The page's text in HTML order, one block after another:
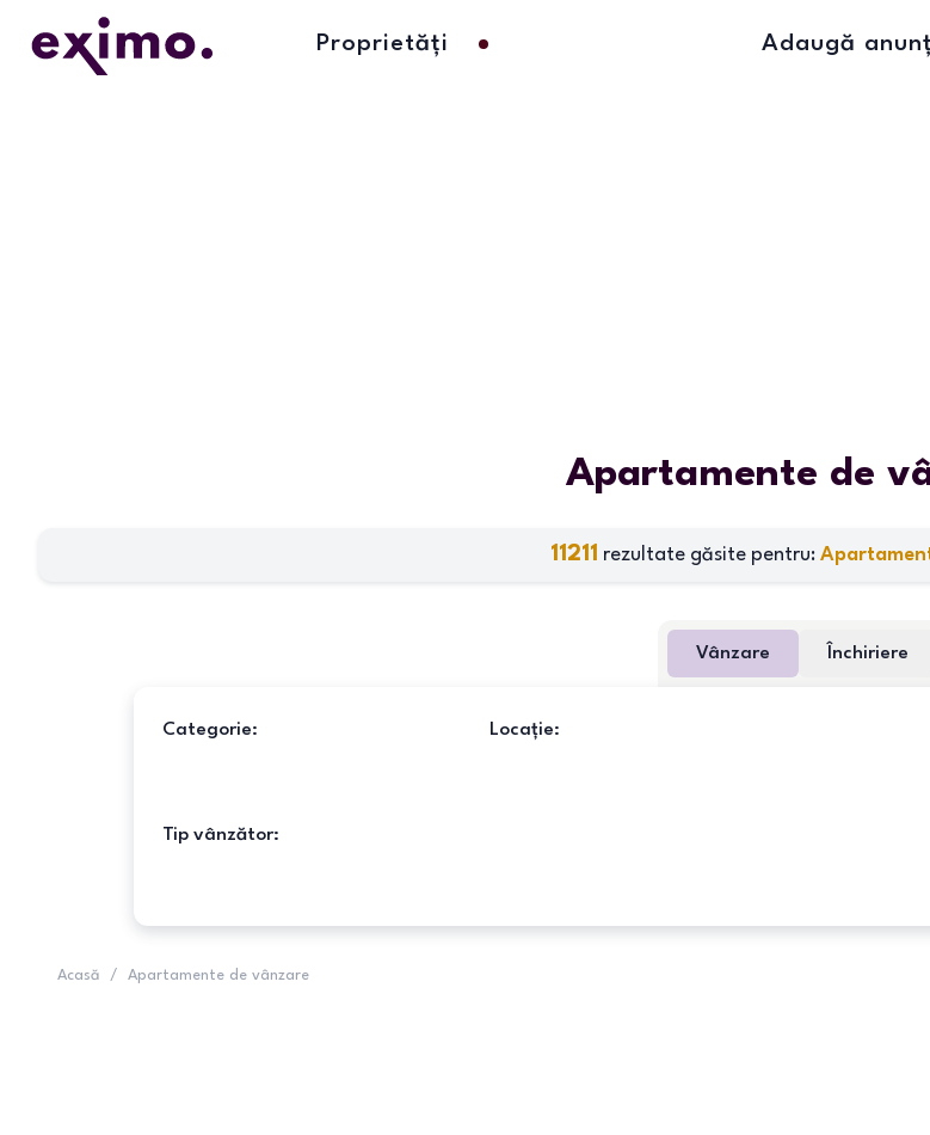
Proprietăți Adaugă
Apartamente de
11211 rezultate găsite pentru:
Vânzare Închiriere
Categorie: Locație:
Tip vânzător:
Acasă / Apartamente de vânzare